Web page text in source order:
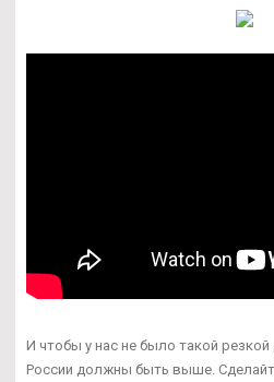
И чтобы у нас не было такой резкой
России должны быть выше.